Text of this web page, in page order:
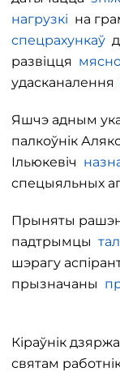
нагрузкі на
спецрахункаў
развіцця
удасканалення
Яшчэ адным
палкоўнік
Ільюкевіч
спецыяльных
Прыняты
падтрымцы
шэрагу
прызначаны
Кіраўнік
святам